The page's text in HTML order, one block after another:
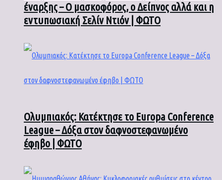
έναρξης – Ο μασκοφόρος, ο Δείπνος αλλά και η
εντυπωσιακή Σελίν Ντιόν | ΦΩΤΟ
Ολυμπιακός: Κατέκτησε το Europa Conference
League – Δόξα στον δαφνοστεφανωμένο
έφηβο | ΦΩΤΟ